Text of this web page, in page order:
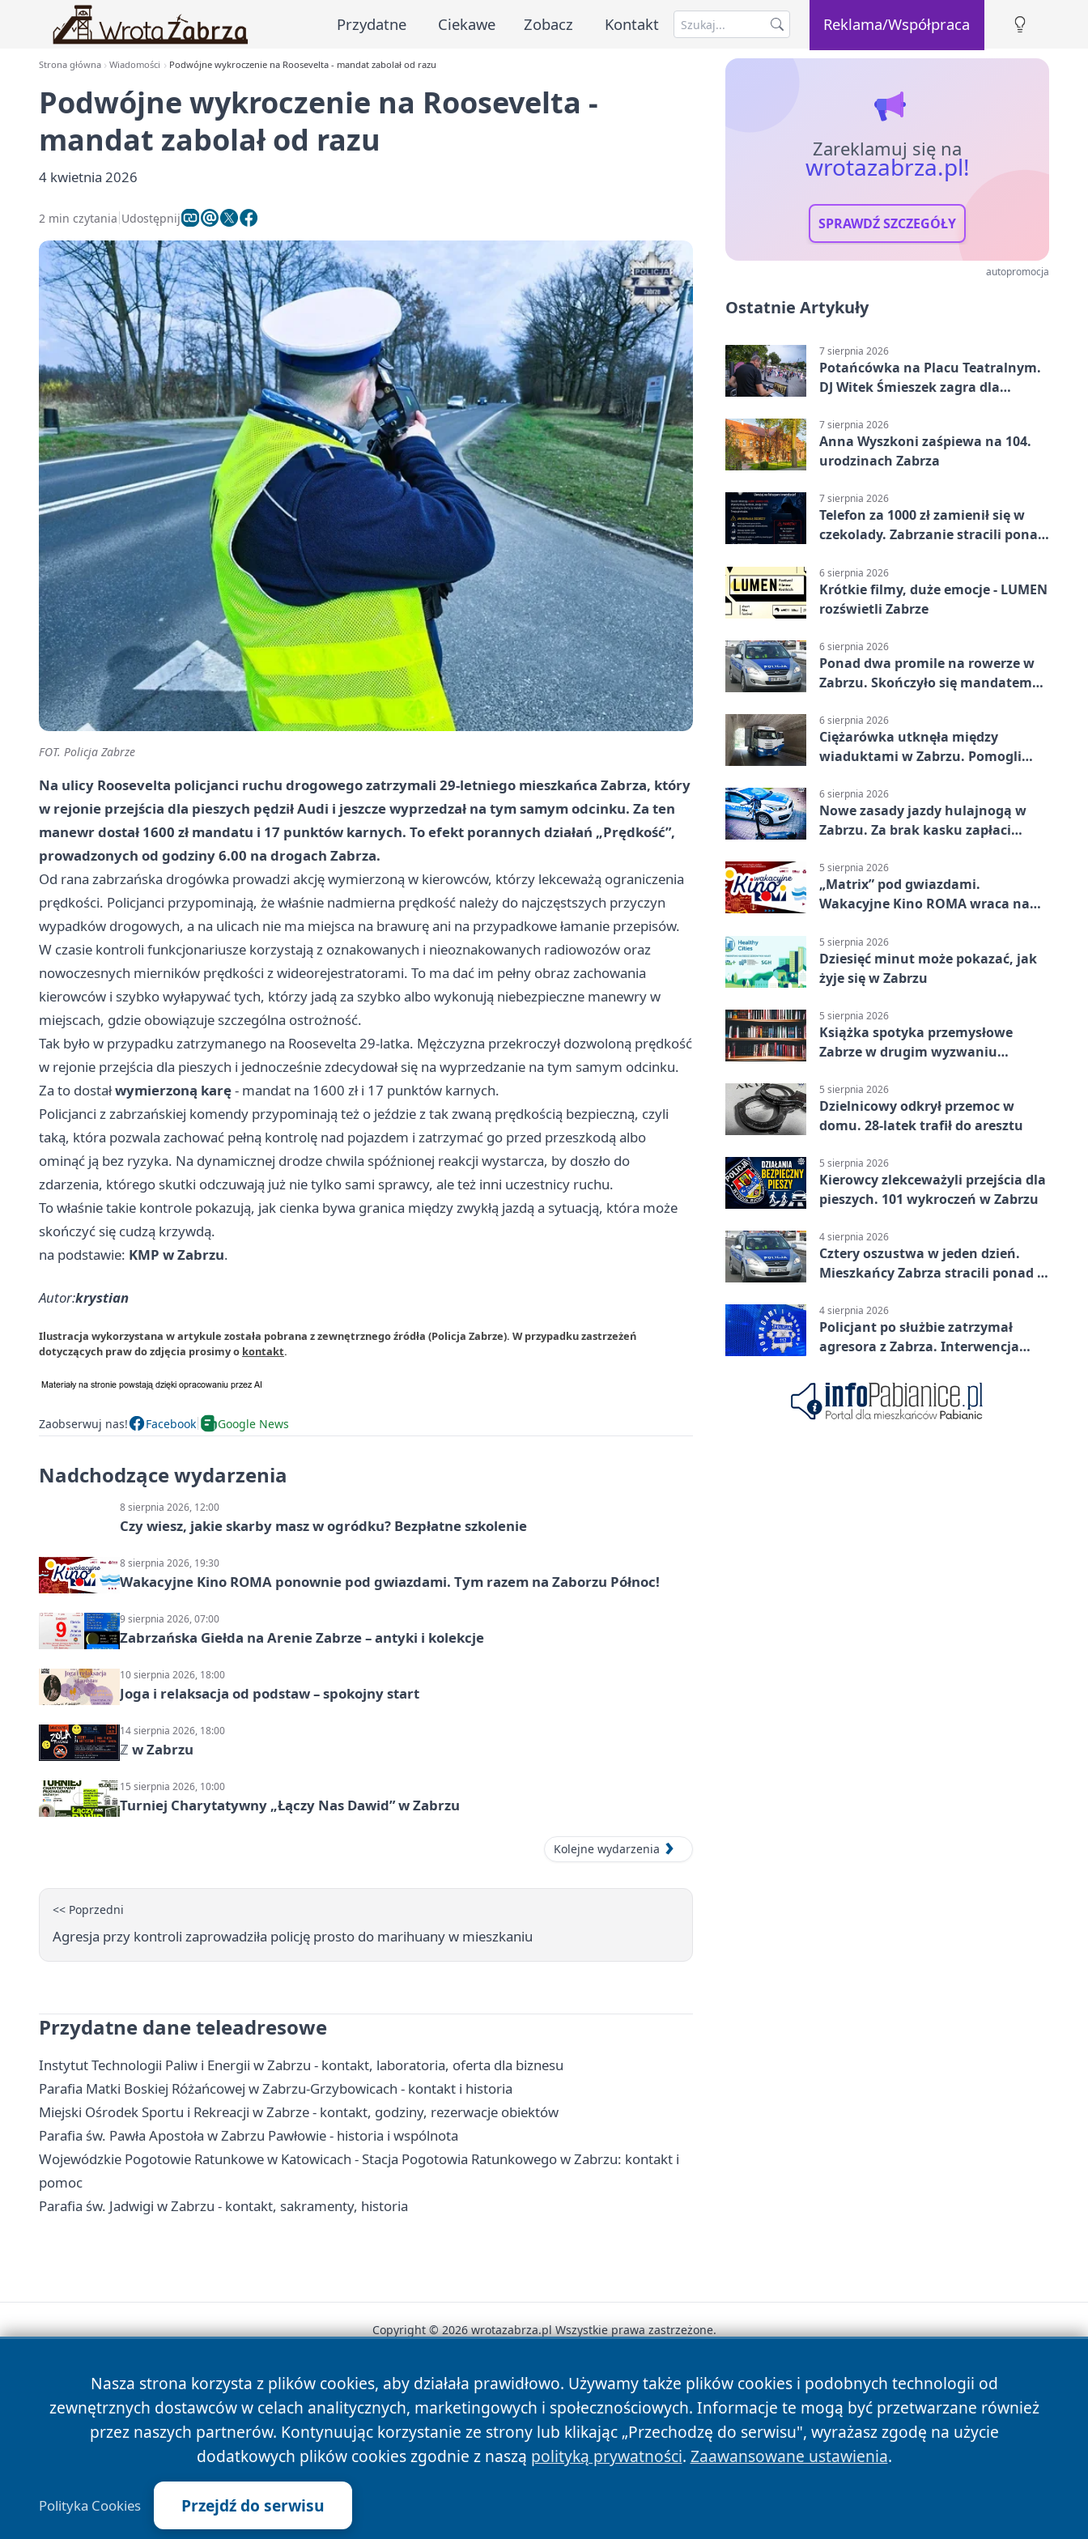
Przydatne Ciekawe Zobacz Kontakt Reklama/Współpraca
Strona główna Wiadomości Podwójne wykroczenie na Roosevelta - mandat zabolał od razu
Podwójne wykroczenie na Roosevelta -
mandat zabolał od razu
4 kwietnia 2026
2 min czytania Udostępnij
FOT. Policja Zabrze
Na ulicy Roosevelta policjanci ruchu drogowego zatrzymali 29-letniego mieszkańca Zabrza, który
w rejonie przejścia dla pieszych pędził Audi i jeszcze wyprzedzał na tym samym odcinku. Za ten
manewr dostał 1600 zł mandatu i 17 punktów karnych. To efekt porannych działań „Prędkość”,
prowadzonych od godziny 6.00 na drogach Zabrza.
Od rana zabrzańska drogówka prowadzi akcję wymierzoną w kierowców, którzy lekceważą ograniczenia
prędkości. Policjanci przypominają, że właśnie nadmierna prędkość należy do najczęstszych przyczyn
wypadków drogowych, a na ulicach nie ma miejsca na brawurę ani na przypadkowe łamanie przepisów.
W czasie kontroli funkcjonariusze korzystają z oznakowanych i nieoznakowanych radiowozów oraz
nowoczesnych mierników prędkości z wideorejestratorami. To ma dać im pełny obraz zachowania
kierowców i szybko wyłapywać tych, którzy jadą za szybko albo wykonują niebezpieczne manewry w
miejscach, gdzie obowiązuje szczególna ostrożność.
Tak było w przypadku zatrzymanego na Roosevelta 29-latka. Mężczyzna przekroczył dozwoloną prędkość
w rejonie przejścia dla pieszych i jednocześnie zdecydował się na wyprzedzanie na tym samym odcinku.
Za to dostałwymierzoną karę- mandat na 1600 zł i 17 punktów karnych.
Policjanci z zabrzańskiej komendy przypominają też o jeździe z tak zwaną prędkością bezpieczną, czyli
taką, która pozwala zachować pełną kontrolę nad pojazdem i zatrzymać go przed przeszkodą albo
ominąć ją bez ryzyka. Na dynamicznej drodze chwila spóźnionej reakcji wystarcza, by doszło do
zdarzenia, którego skutki odczuwają już nie tylko sami sprawcy, ale też inni uczestnicy ruchu.
To właśnie takie kontrole pokazują, jak cienka bywa granica między zwykłą jazdą a sytuacją, która może
skończyć się cudzą krzywdą.
na podstawie: KMP w Zabrzu.
Autor:krystian
Ilustracja wykorzystana w artykule została pobrana z zewnętrznego źródła (Policja Zabrze). W przypadku zastrzeżeń
dotyczących praw do zdjęcia prosimy o kontakt.
Zaobserwuj nas! Facebook Google News
Nadchodzące wydarzenia
8 sierpnia 2026, 12:00
Czy wiesz, jakie skarby masz w ogródku? Bezpłatne szkolenie
8 sierpnia 2026, 19:30
Wakacyjne Kino ROMA ponownie pod gwiazdami. Tym razem na Zaborzu Północ!
9 sierpnia 2026, 07:00
Zabrzańska Giełda na Arenie Zabrze – antyki i kolekcje
10 sierpnia 2026, 18:00
Joga i relaksacja od podstaw – spokojny start
14 sierpnia 2026, 18:00
ℤ w Zabrzu
15 sierpnia 2026, 10:00
Turniej Charytatywny „Łączy Nas Dawid” w Zabrzu
Kolejne wydarzenia
<< Poprzedni
Agresja przy kontroli zaprowadziła policję prosto do marihuany w mieszkaniu
Przydatne dane teleadresowe
Instytut Technologii Paliw i Energii w Zabrzu - kontakt, laboratoria, oferta dla biznesu
Parafia Matki Boskiej Różańcowej w Zabrzu-Grzybowicach - kontakt i historia
Miejski Ośrodek Sportu i Rekreacji w Zabrze - kontakt, godziny, rezerwacje obiektów
Parafia św. Pawła Apostoła w Zabrzu Pawłowie - historia i wspólnota
Wojewódzkie Pogotowie Ratunkowe w Katowicach - Stacja Pogotowia Ratunkowego w Zabrzu: kontakt i
pomoc
Parafia św. Jadwigi w Zabrzu - kontakt, sakramenty, historia
Zareklamuj się na
wrotazabrza.pl!
SPRAWDŹ SZCZEGÓŁY
autopromocja
Ostatnie Artykuły
7 sierpnia 2026
Potańcówka na Placu Teatralnym.
DJ Witek Śmieszek zagra dla
7 sierpnia 2026
Anna Wyszkoni zaśpiewa na 104.
urodzinach Zabrza
7 sierpnia 2026
Telefon za 1000 zł zamienił się w
czekolady. Zabrzanie stracili ponad
6 sierpnia 2026
Krótkie filmy, duże emocje - LUMEN
rozświetli Zabrze
6 sierpnia 2026
Ponad dwa promile na rowerze w
Zabrzu. Skończyło się mandatem
6 sierpnia 2026
Ciężarówka utknęła między
wiaduktami w Zabrzu. Pomogli
6 sierpnia 2026
Nowe zasady jazdy hulajnogą w
Zabrzu. Za brak kasku zapłaci
5 sierpnia 2026
„Matrix” pod gwiazdami.
Wakacyjne Kino ROMA wraca na
5 sierpnia 2026
Dziesięć minut może pokazać, jak
żyje się w Zabrzu
5 sierpnia 2026
Książka spotyka przemysłowe
Zabrze w drugim wyzwaniu
5 sierpnia 2026
Dzielnicowy odkrył przemoc w
domu. 28-latek trafił do aresztu
5 sierpnia 2026
Kierowcy zlekceważyli przejścia dla
pieszych. 101 wykroczeń w Zabrzu
4 sierpnia 2026
Cztery oszustwa w jeden dzień.
Mieszkańcy Zabrza stracili ponad 6
4 sierpnia 2026
Policjant po służbie zatrzymał
agresora z Zabrza. Interwencja
Nasza strona korzysta z plików cookies, aby działała prawidłowo. Używamy także plików cookies i podobnych technologii od
zewnętrznych dostawców w celach analitycznych, marketingowych i społecznościowych. Informacje te mogą być przetwarzane również
przez naszych partnerów. Kontynuując korzystanie ze strony lub klikając „Przechodzę do serwisu", wyrażasz zgodę na użycie
dodatkowych plików cookies zgodnie z naszą polityką prywatności. Zaawansowane ustawienia.
Polityka Cookies Przejdź do serwisu
Copyright © 2026 wrotazabrza.pl Wszystkie prawa zastrzeżone.
News Autorzy Polityka Prywatności Polityka Cookies